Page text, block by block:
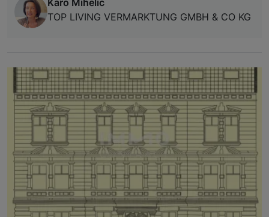
TOP LIVING VERMARKTUNG GMBH & CO KG